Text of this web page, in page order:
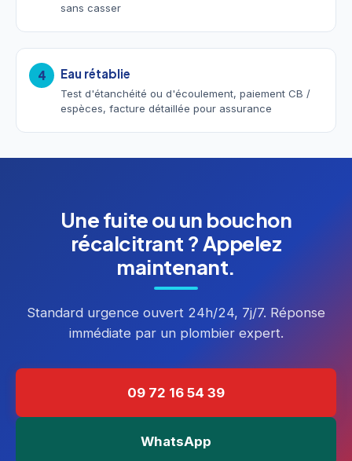
sans casser
4 Eau rétablie
Test d'étanchéité ou d'écoulement, paiement CB /
espèces, facture détaillée pour assurance
Une fuite ou un bouchon
récalcitrant ? Appelez
maintenant.
Standard urgence ouvert 24h/24, 7j/7. Réponse
immédiate par un plombier expert.
09 72 16 54 39
WhatsApp